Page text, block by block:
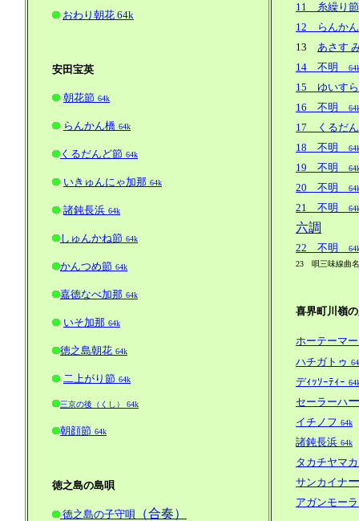
おわり朝花 64k
安田宝英
朝花節 64k
らんかん橋 64k
くるだんど節 64k
いきゅんにゃ加那 64k
諸鈍長浜 64k
しゅんかね節 64k
かんつめ節 64k
嘉徳なべ加那 64k
いそ加那 64k
徳之島朝花 64k
二上がり節 64k
三京の後（くし） 64k
朝顔節 64k
徳之島の島唄
徳之島の子守唄 （合奏）
11 糸繰り節
12 らんか
13 あさす
14 不明
15 ゆいす
16 不明
17 くるだ
18 不明
19 不明
20 不明
21 不明
六調
22 不明
23 唄三味線曲
喜界町川嶺
ホーテーマ
ハチガトゥ
デｨｯｿｰﾃｨｰ
セーラーハ
イチノフ 64k
諸鈍長浜 64k
タカチヤマ
サンカイナ
アガンモー